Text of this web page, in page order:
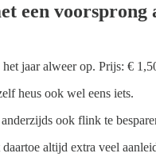
een voorsprong
jaar alweer op. Prijs: €
heus ook wel eens iets.
ook flink te
altijd extra veel